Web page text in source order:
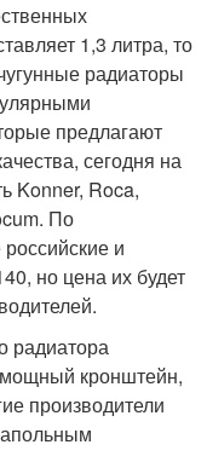
1,3 литра, то
радиаторы
предлагают
сегодня на
Konner, Roca,
По
и
но цена их будет
радиатора
кронштейн,
производители